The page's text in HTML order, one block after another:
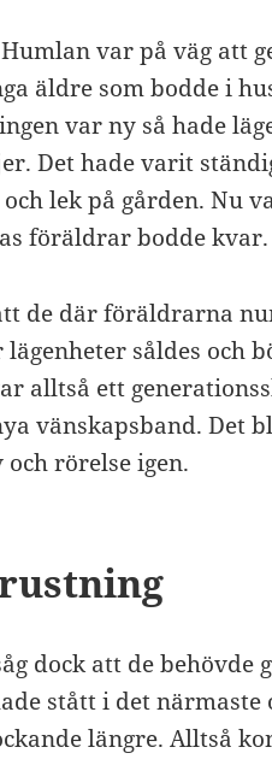
var på väg att
äldre som bodde i
var ny så hade
Det hade varit
lek på gården. Nu
föräldrar bodde kvar.
de där föräldrarna
såldes och
alltså ett
vänskapsband. Det
rörelse igen.
dock att de behövde
stått i det
längre. Alltså